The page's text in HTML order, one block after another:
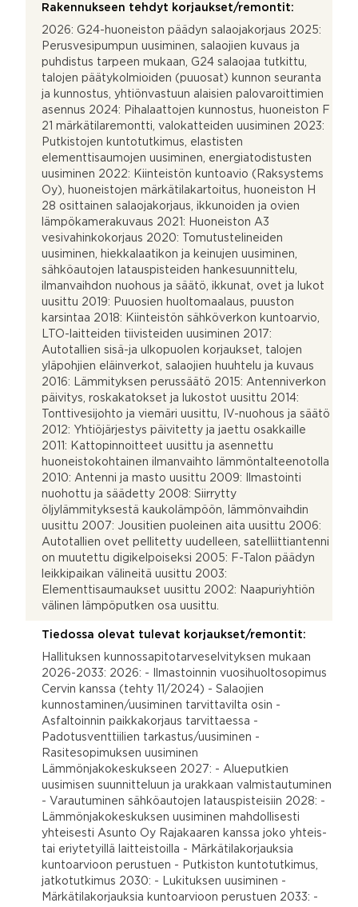
Rakennukseen tehdyt korjaukset/remontit:
2026: G24-huoneiston päädyn salaojakorjaus 2025:
Perusvesipumpun uusiminen, salaojien kuvaus ja
puhdistus tarpeen mukaan, G24 salaojaa tutkittu,
talojen päätykolmioiden (puuosat) kunnon seuranta
ja kunnostus, yhtiönvastuun alaisien palovaroittimien
asennus 2024: Pihalaattojen kunnostus, huoneiston F
21 märkätilaremontti, valokatteiden uusiminen 2023:
Putkistojen kuntotutkimus, elastisten
elementtisaumojen uusiminen, energiatodistusten
uusiminen 2022: Kiinteistön kuntoavio (Raksystems
Oy), huoneistojen märkätilakartoitus, huoneiston H
28 osittainen salaojakorjaus, ikkunoiden ja ovien
lämpökamerakuvaus 2021: Huoneiston A3
vesivahinkokorjaus 2020: Tomutustelineiden
uusiminen, hiekkalaatikon ja keinujen uusiminen,
sähköautojen latauspisteiden hankesuunnittelu,
ilmanvaihdon nuohous ja säätö, ikkunat, ovet ja lukot
uusittu 2019: Puuosien huoltomaalaus, puuston
karsintaa 2018: Kiinteistön sähköverkon kuntoarvio,
LTO-laitteiden tiivisteiden uusiminen 2017:
Autotallien sisä-ja ulkopuolen korjaukset, talojen
yläpohjien eläinverkot, salaojien huuhtelu ja kuvaus
2016: Lämmityksen perussäätö 2015: Antenniverkon
päivitys, roskakatokset ja lukostot uusittu 2014:
Tonttivesijohto ja viemäri uusittu, IV-nuohous ja säätö
2012: Yhtiöjärjestys päivitetty ja jaettu osakkaille
2011: Kattopinnoitteet uusittu ja asennettu
huoneistokohtainen ilmanvaihto lämmöntalteenotolla
2010: Antenni ja masto uusittu 2009: Ilmastointi
nuohottu ja säädetty 2008: Siirrytty
öljylämmityksestä kaukolämpöön, lämmönvaihdin
uusittu 2007: Jousitien puoleinen aita uusittu 2006:
Autotallien ovet pellitetty uudelleen, satelliittiantenni
on muutettu digikelpoiseksi 2005: F-Talon päädyn
leikkipaikan välineitä uusittu 2003:
Elementtisaumaukset uusittu 2002: Naapuriyhtiön
välinen lämpöputken osa uusittu.
Tiedossa olevat tulevat korjaukset/remontit:
Hallituksen kunnossapitotarveselvityksen mukaan
2026-2033: 2026: - Ilmastoinnin vuosihuoltosopimus
Cervin kanssa (tehty 11/2024) - Salaojien
kunnostaminen/uusiminen tarvittavilta osin -
Asfaltoinnin paikkakorjaus tarvittaessa -
Padotusventtiilien tarkastus/uusiminen -
Rasitesopimuksen uusiminen
Lämmönjakokeskukseen 2027: - Alueputkien
uusimisen suunnitteluun ja urakkaan valmistautuminen
- Varautuminen sähköautojen latauspisteisiin 2028: -
Lämmönjakokeskuksen uusiminen mahdollisesti
yhteisesti Asunto Oy Rajakaaren kanssa joko yhteis-
tai eriytetyillä laitteistoilla - Märkätilakorjauksia
kuntoarvioon perustuen - Putkiston kuntotutkimus,
jatkotutkimus 2030: - Lukituksen uusiminen -
Märkätilakorjauksia kuntoarvioon perustuen 2033: -